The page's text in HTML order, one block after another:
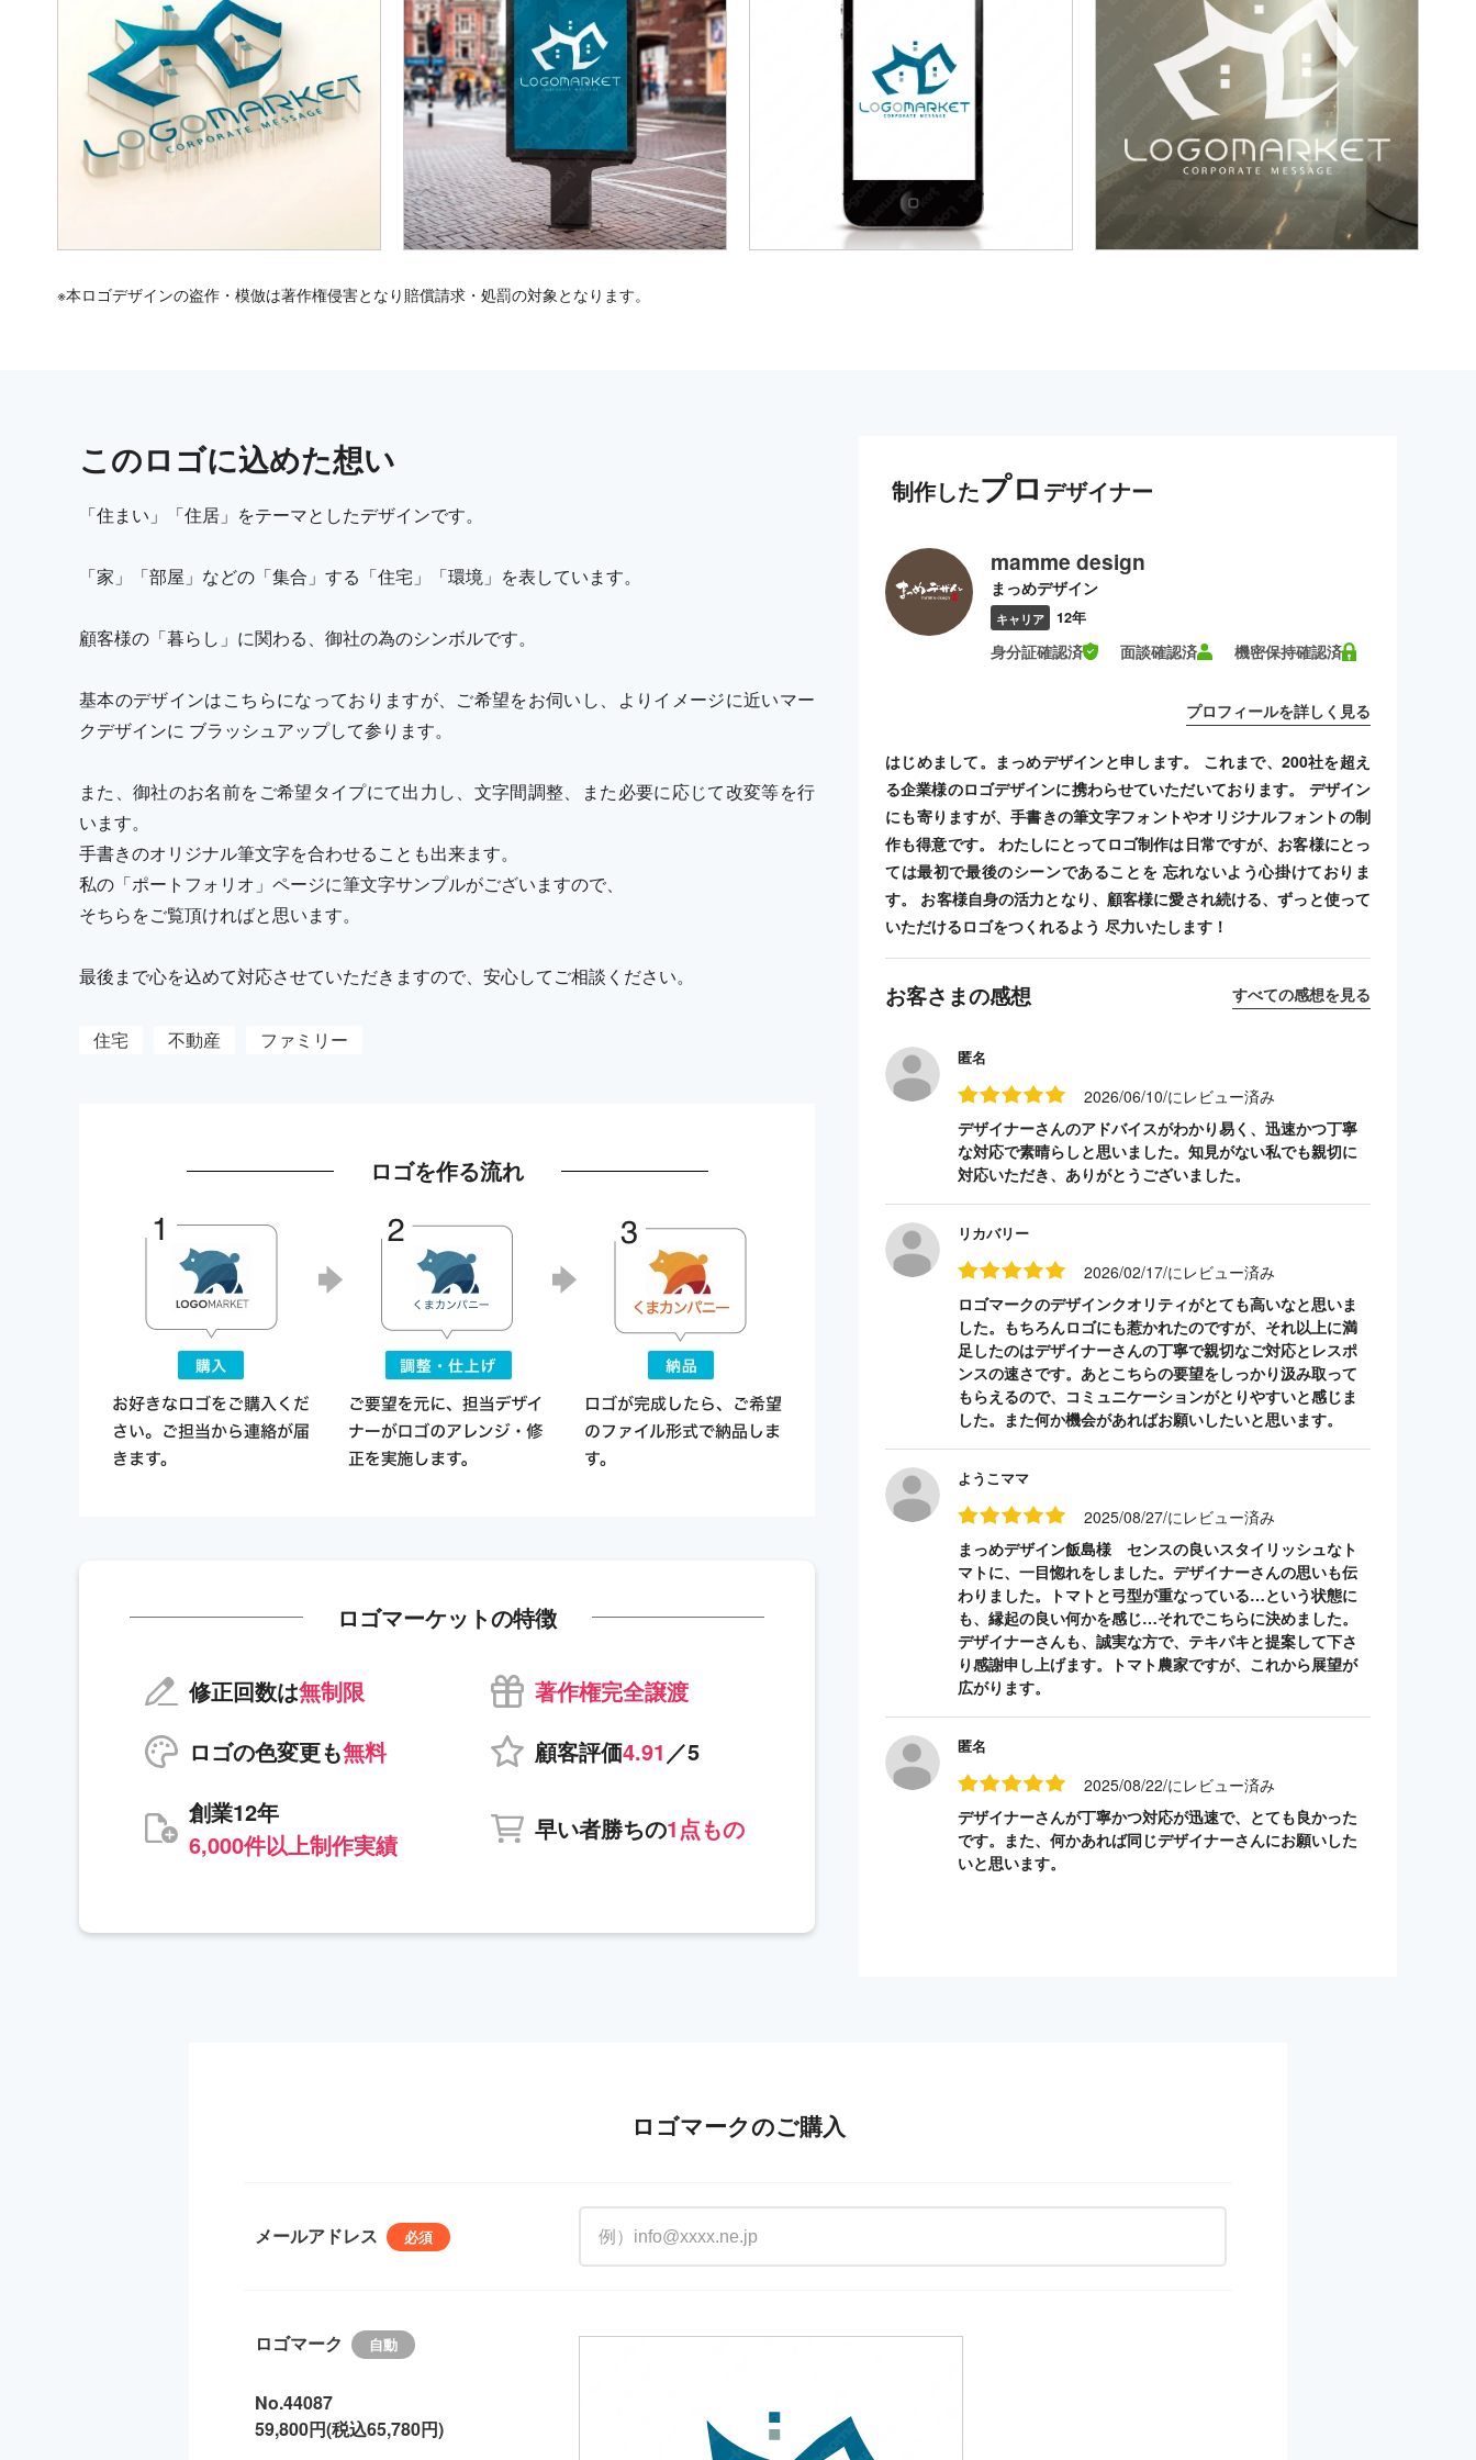
※本ロゴデザインの盗作・模倣は著作権侵害となり賠償請求・処罰の対象となります。
このロゴに込めた想い
「住まい」「住居」をテーマとしたデザインです。
「家」「部屋」などの「集合」する「住宅」「環境」を表しています。
顧客様の「暮らし」に関わる、御社の為のシンボルです。
基本のデザインはこちらになっておりますが、ご希望をお伺いし、よりイメージに近いマー
クデザインに ブラッシュアップして参ります。
また、御社のお名前をご希望タイプにて出力し、文字間調整、また必要に応じて改変等を行
います。
手書きのオリジナル筆文字を合わせることも出来ます。
私の「ポートフォリオ」ページに筆文字サンプルがございますので、
そちらをご覧頂ければと思います。
最後まで心を込めて対応させていただきますので、安心してご相談ください。
住宅 不動産 ファミリー
ロゴを作る流れ
ロゴマーケットの特徴
修正回数は無制限
著作権完全譲渡
ロゴの色変更も無料 顧客評価4.91 ／5
創業12年
6,000件以上制作実績
早い者勝ちの1点もの
制作したプロ デザイナー
mamme design
まっめデザイン
キャリア 12年
身分証確認済 面談確認済 機密保持確認済
プロフィールを詳しく見る
はじめまして。まっめデザインと申します。 これまで、200社を超え
る企業様のロゴデザインに携わらせていただいております。 デザイン
にも寄りますが、手書きの筆文字フォントやオリジナルフォントの制
作も得意です。 わたしにとってロゴ制作は日常ですが、お客様にとっ
ては最初で最後のシーンであることを 忘れないよう心掛けておりま
す。 お客様自身の活力となり、顧客様に愛され続ける、ずっと使って
いただけるロゴをつくれるよう 尽力いたします！
お客さまの感想 すべての感想を見る
匿名
2026/06/10/にレビュー済み
デザイナーさんのアドバイスがわかり易く、迅速かつ丁寧
な対応で素晴らしと思いました。知見がない私でも親切に
対応いただき、ありがとうございました。
リカバリー
2026/02/17/にレビュー済み
ロゴマークのデザインクオリティがとても高いなと思いま
した。もちろんロゴにも惹かれたのですが、それ以上に満
足したのはデザイナーさんの丁寧で親切なご対応とレスポ
ンスの速さです。あとこちらの要望をしっかり汲み取って
もらえるので、コミュニケーションがとりやすいと感じま
した。また何か機会があればお願いしたいと思います。
ようこママ
2025/08/27/にレビュー済み
まっめデザイン飯島様 センスの良いスタイリッシュなト
マトに、一目惚れをしました。デザイナーさんの思いも伝
わりました。トマトと弓型が重なっている…という状態に
も、縁起の良い何かを感じ…それでこちらに決めました。
デザイナーさんも、誠実な方で、テキパキと提案して下さ
り感謝申し上げます。トマト農家ですが、これから展望が
広がります。
匿名
2025/08/22/にレビュー済み
デザイナーさんが丁寧かつ対応が迅速で、とても良かった
です。また、何かあれば同じデザイナーさんにお願いした
いと思います。
ロゴマークのご購入
メールアドレス
ロゴマーク
No.44087
59,800円(税込65,780円)